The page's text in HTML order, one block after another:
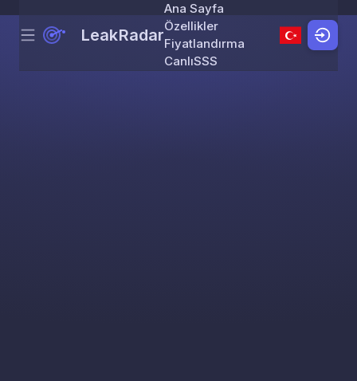
Skip to content
Menu LeakRadar
Ana Sayfa
Özellikler
Fiyatlandırma
CanlıSSS